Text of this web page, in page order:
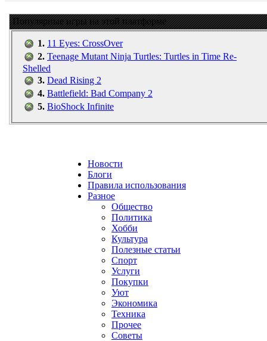
Популярные игры на этой платформе
1. 11 Eyes: CrossOver
2. Teenage Mutant Ninja Turtles: Turtles in Time Re-
Shelled
3. Dead Rising 2
4. Battlefield: Bad Company 2
5. BioShock Infinite
Новости
Блоги
Правила использования
Разное
Общество
Политика
Хобби
Культура
Полезные статьи
Спорт
Услуги
Покупки
Уют
Экономика
Техника
Прочее
Советы